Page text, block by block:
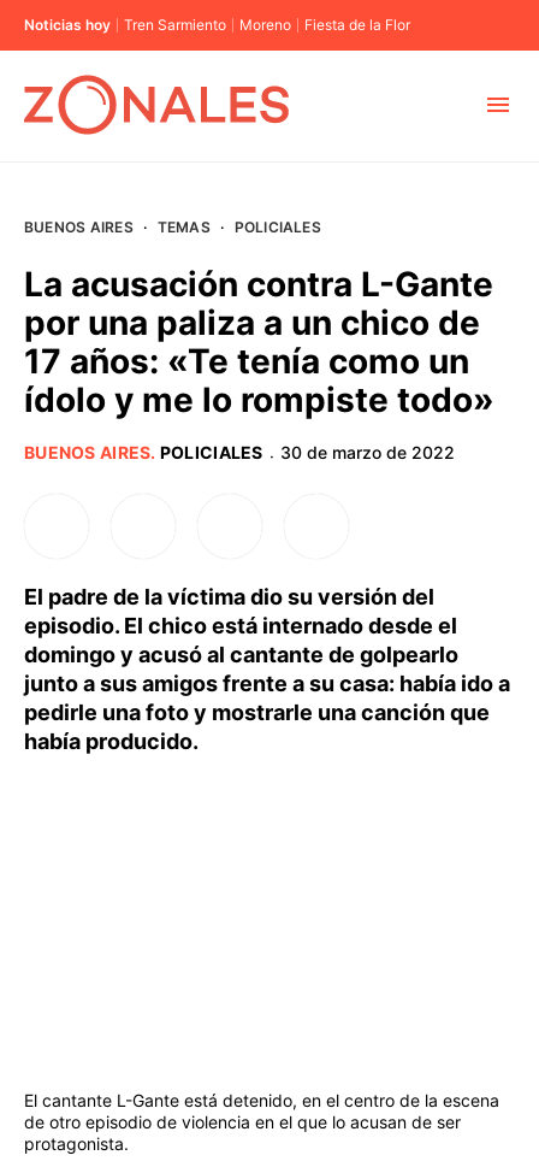
Noticias hoy Tren Sarmiento Moreno Fiesta de la Flor
BUENOS AIRES
PROVINCIAS
BUENOS AIRES · TEMAS · POLICIALES
La acusación contra L-Gante
por una paliza a un chico de
17 años: «Te tenía como un
ídolo y me lo rompiste todo»
BUENOS AIRES. POLICIALES · 30 de marzo de 2022
El padre de la víctima dio su versión del
episodio. El chico está internado desde el
domingo y acusó al cantante de golpearlo
junto a sus amigos frente a su casa: había ido a
pedirle una foto y mostrarle una canción que
había producido.
El cantante L-Gante está detenido, en el centro de la escena
de otro episodio de violencia en el que lo acusan de ser
protagonista.